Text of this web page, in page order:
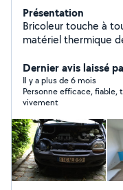
Présentation
Bricoleur touche à
matériel thermique
Dernier avis laissé
Il y a plus de 6 mois
Personne efficace,
vivement